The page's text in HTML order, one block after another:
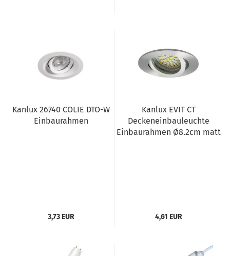
Kanlux 26740 COLIE DTO-W
Einbaurahmen
3,73 EUR
Kanlux EVIT CT
Deckeneinbauleuchte
Einbaurahmen Ø8.2cm matt
4,61 EUR